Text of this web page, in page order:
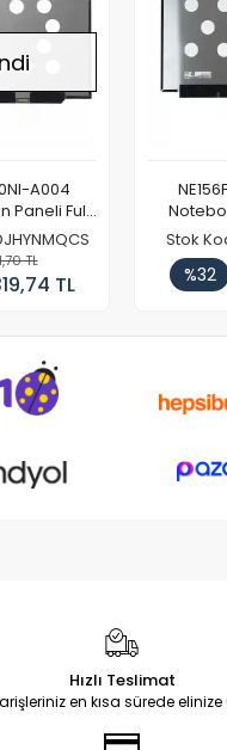
A004
Paneli Full
TL
TL
Stok
%32
Hızlı Teslimat
en kısa sürede elinize